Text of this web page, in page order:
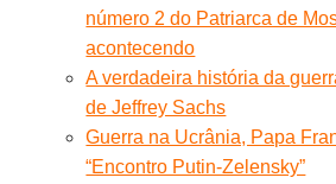
número 2 do Patriarca de
acontecendo
A verdadeira história da
de Jeffrey Sachs
Guerra na Ucrânia, Papa
“Encontro Putin-Zelensky”